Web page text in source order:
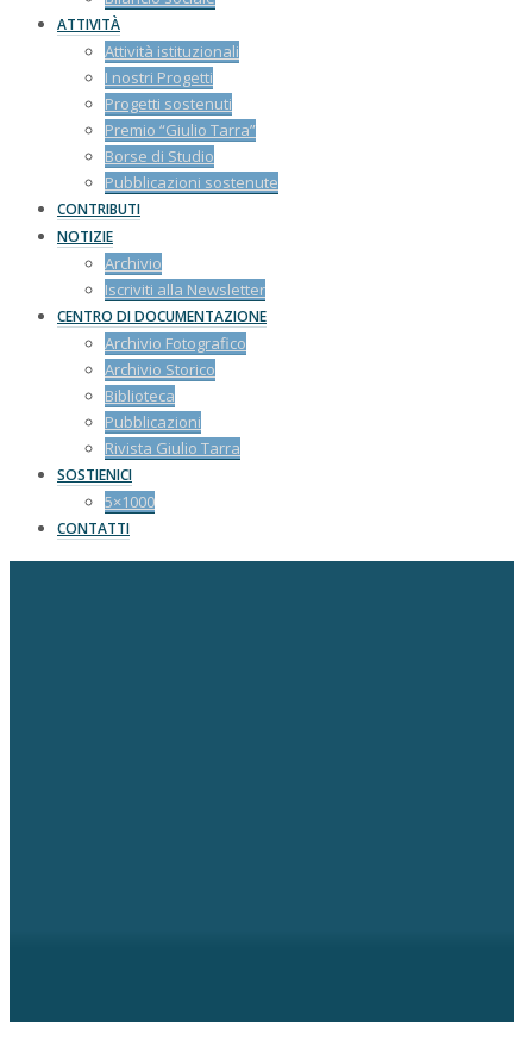
ATTIVITÀ
Attività istituzionali
I nostri Progetti
Progetti sostenuti
Premio “Giulio Tarra”
Borse di Studio
Pubblicazioni sostenute
CONTRIBUTI
NOTIZIE
Archivio
Iscriviti alla Newsletter
CENTRO DI DOCUMENTAZIONE
Archivio Fotografico
Archivio Storico
Biblioteca
Pubblicazioni
Rivista Giulio Tarra
SOSTIENICI
5×1000
CONTATTI